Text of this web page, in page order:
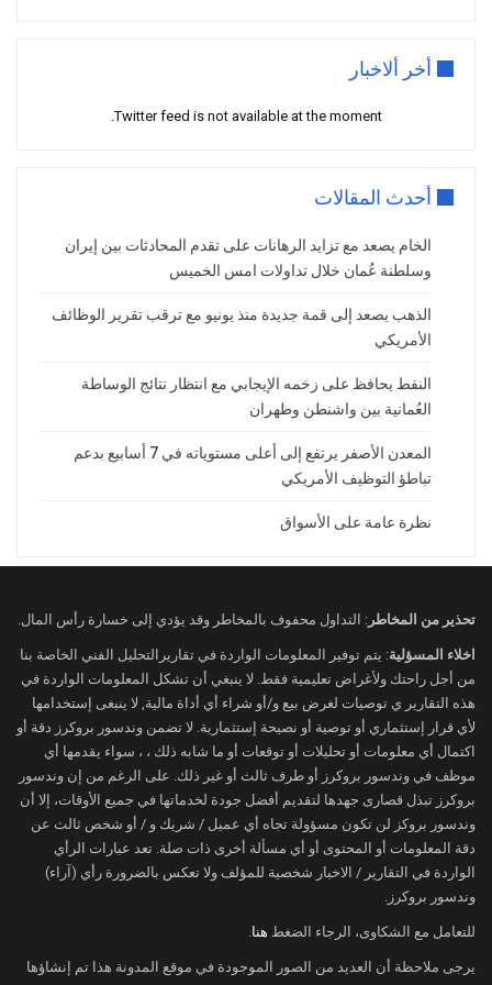
وإذا أكّد المحضر هذه النظرة، فقد نرى ارتفاعاً
عوائد السندات الأمريكية.
قد نرى تراجعاً بالدولار، وربما تصعد أسعار الذهب
لكن إن أبقى المحضر على النظرة الغير مؤكّدة، لتبقى
توقعات الأسواق مرتبطة في البيانات الاقتصادية، فقد
نرى تذبذب.
بنهاية الحرب بسرعة، شكوك ما
وسط تأكيدات الرئيس الأمريكي بنهاية الحرب بسرعة
محتمل.
فالأسواق المالية تعاني من اختناق سلاسل التوريد
السياسي.
لذلك، أي أنباء جديدة عن مستقبل ما سيحصل بين
أميركا وإيران، قد يكون لها تأثير مباشر على الأصول
المتداولة.
فالتصعيد قد يجلب ارتفاعاً بالدولار مما يضغط على
أسعار الذهب وقد تتراجع الأسهم.
أما التهدئة ربما ستكون سبباً لتراجع الدولار مع تحسّن
شهية المخاطرة بأسواق الأسهم، وقد يستفيد الذهب
من انخفاض الدولار.
ربما يهمّك أيضاً:
نظرة عامة على الأسواق
أخر ألاخبار
Twitter feed is not available at the moment.
أحدث المقالات
الخام يصعد مع تزايد الرهانات على تقدم المحادثات بين إيران
وسلطنة عُمان خلال تداولات امس الخميس
الذهب يصعد إلى قمة جديدة منذ يونيو مع ترقب تقرير الوظائف
الأمريكي
النفط يحافظ على زخمه الإيجابي مع انتظار نتائج الوساطة
العُمانية بين واشنطن وطهران
المعدن الأصفر يرتفع إلى أعلى مستوياته في 7 أسابيع بدعم
تباطؤ التوظيف الأمريكي
نظرة عامة على الأسواق
تحذير من المخاطر : التداول محفوف بالمخاطر وقد يؤدي إلى خسارة رأس المال.
اخلاء المسؤلية: يتم توفير المعلومات الواردة في تقاريرالتحليل الفني الخاصة بنا
من أجل راحتك ولأغراض تعليمية فقط. لا ينبغي أن تشكل المعلومات الواردة في
هذه التقارير ي توصيات لغرض بيع و/أو شراء أي أداة مالية, لا ينبغى إستخدامها
لأي قرار إستثماري أو توصية أو نصيحة إستثمارية. لا تضمن وندسور بروكرز دقة أو
اكتمال أي معلومات أو تحليلات أو توقعات أو ما شابه ذلك ، ، سواء يقدمها أي
موظف في وندسور بروكرز أو طرف ثالث أو غير ذلك. على الرغم من إن وندسور
بروكرز تبذل قصارى جهدها لتقديم أفضل جودة لخدماتها في جميع الأوقات، إلا أن
وندسور بروكز لن تكون مسؤولة تجاه أي عميل / شريك و / أو شخص ثالث عن
دقة المعلومات أو المحتوى أو أي مسألة أخرى ذات صلة. تعد عبارات الرأي
الواردة في التقارير / الاخبار شخصية للمؤلف ولا تعكس بالضرورة رأي (آراء)
وندسور بروكرز.
للتعامل مع الشكاوى، الرجاء الضغط هنا
يرجى ملاحظة أن العديد من الصور الموجودة في موقع المدونة هذا تم إنشاؤها